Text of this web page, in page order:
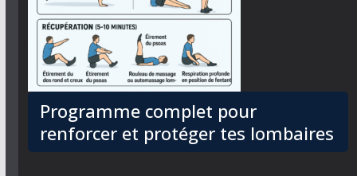
Programme complet pour
renforcer et protéger tes lombaires